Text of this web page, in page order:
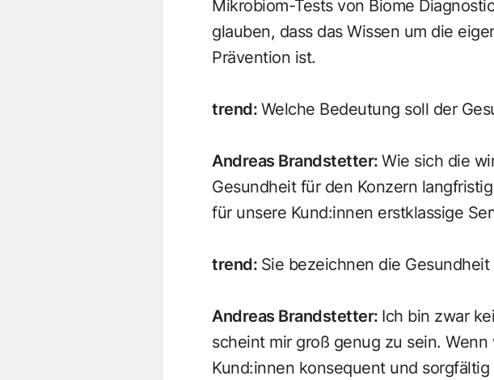
Mikrobiom-Tests von Biome
glauben, dass das Wissen um die
Prävention ist.
trend: Welche Bedeutung soll der
Andreas Brandstetter: Wie sich die
Gesundheit für den Konzern
für unsere Kund:innen erstklassige
trend: Sie bezeichnen die
Andreas Brandstetter: Ich bin zwar
scheint mir groß genug zu sein.
Kund:innen konsequent und